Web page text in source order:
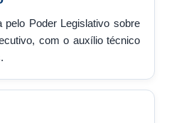
pelo Poder Legislativo sobre
com o auxílio técnico